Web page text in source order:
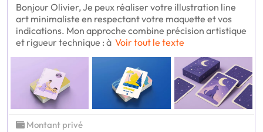
Bonjour Olivier, Je peux réaliser votre illustration line
art minimaliste en respectant votre maquette et vos
indications. Mon approche combine précision artistique
et rigueur technique : à Voir tout le texte
Montant privé